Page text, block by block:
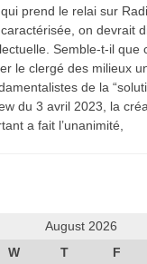
prend le relai sur
on devrait
Semble-t-il que
le clergé des milieux
de la
du 3 avril 2023, la
a fait l’unanimité,
August 2026
W T F